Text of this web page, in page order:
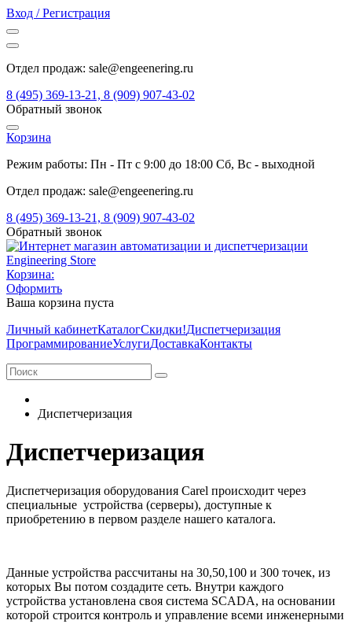
Вход / Регистрация
Отдел продаж: sale@engeenering.ru
8 (495) 369-13-21, 8 (909) 907-43-02
Обратный звонок
Корзина
Режим работы: Пн - Пт с 9:00 до 18:00 Сб, Вс - выходной
Отдел продаж: sale@engeenering.ru
8 (495) 369-13-21, 8 (909) 907-43-02
Обратный звонок
Корзина:
Оформить
Ваша корзина пуста
Личный кабинетКаталогСкидки!Диспетчеризация
ПрограммированиеУслугиДоставкаКонтакты
Диспетчеризация
Диспетчеризация
Диспетчеризация оборудования Carel происходит через
специальные устройства (серверы), доступные к
приобретению в первом разделе нашего каталога.
Данные устройства рассчитаны на 30,50,100 и 300 точек, из
которых Вы потом создадите сеть. Внутри каждого
устройства установлена своя система SCADA, на основании
которой строится контроль и управление всеми инженерными